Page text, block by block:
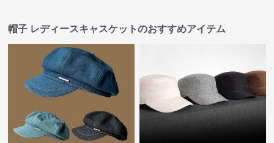
帽子 レディースキャスケットのおすすめアイテム